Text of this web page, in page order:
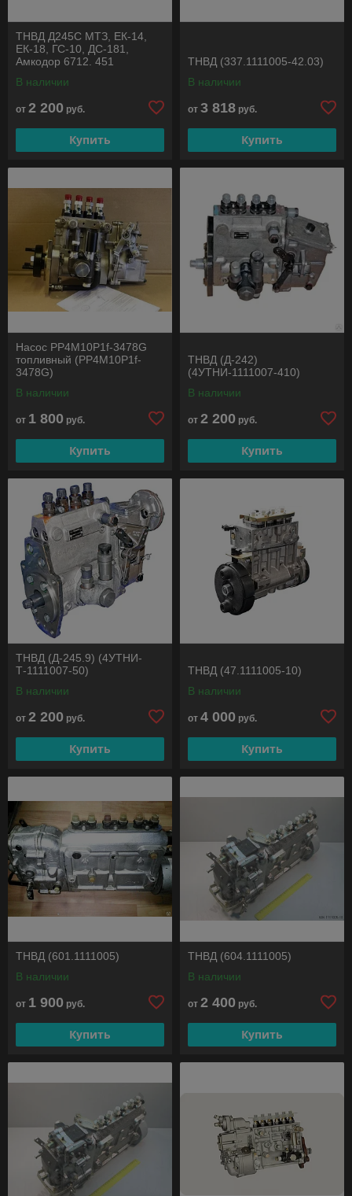
ТНВД Д245С МТЗ, ЕК-14,
ЕК-18, ГС-10, ДС-181,
Амкодор 6712. 451
В наличии
от 2 200 руб.
Купить
ТНВД (337.1111005-42.03)
В наличии
от 3 818 руб.
Купить
Насос PP4M10P1f-3478G
топливный (PP4M10P1f-
3478G)
В наличии
от 1 800 руб.
Купить
ТНВД (Д-242)
(4УТНИ-1111007-410)
В наличии
от 2 200 руб.
Купить
ТНВД (Д-245.9) (4УТНИ-
Т-1111007-50)
В наличии
от 2 200 руб.
Купить
ТНВД (47.1111005-10)
В наличии
от 4 000 руб.
Купить
ТНВД (601.1111005)
В наличии
от 1 900 руб.
Купить
ТНВД (604.1111005)
В наличии
от 2 400 руб.
Купить